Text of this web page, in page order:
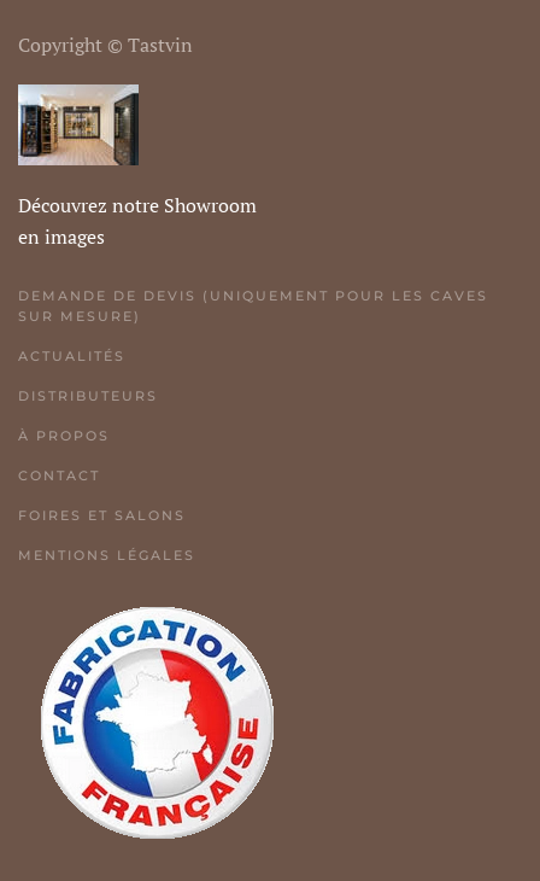
Copyright © Tastvin
Découvrez notre Showroom
en images
DEMANDE DE DEVIS (UNIQUEMENT POUR LES CAVES
SUR MESURE)
ACTUALITÉS
DISTRIBUTEURS
À PROPOS
CONTACT
FOIRES ET SALONS
MENTIONS LÉGALES